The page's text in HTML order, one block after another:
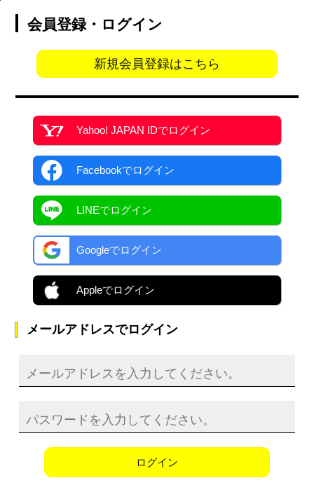
会員登録・ログイン
新規会員登録はこちら
Yahoo! JAPAN IDでログイン
Facebookでログイン
LINEでログイン
Googleでログイン
Appleでログイン
メールアドレスでログイン
ログイン